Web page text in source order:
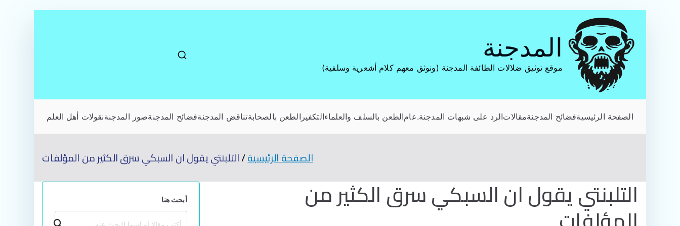
المحتوى
المدجنة
موقع توثيق ضلالات الطائفة المدجنة (ونوثق معهم كلام أشعرية وسلفية)
الصفحة الرئيسيةفضائح المدجنةمقالاتالرد على شبهات المدجنة.عامالطعن بالسلف والعلماءالتكفير الطعن بالصحابةتناقض المدجنةفضائح المدجنةصور المدجنةنقولات أهل العلم
الصفحة الرئيسية التلبنتي يقول ان السبكي سرق الكثير من المؤلفات
التلبنتي يقول ان السبكي سرق الكثير من أبحث هنا
بحث